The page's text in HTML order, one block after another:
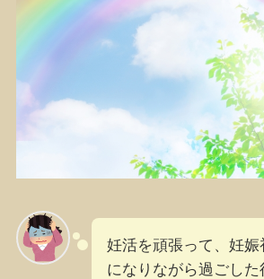
妊活を頑張って、妊娠
になりながら過ごした